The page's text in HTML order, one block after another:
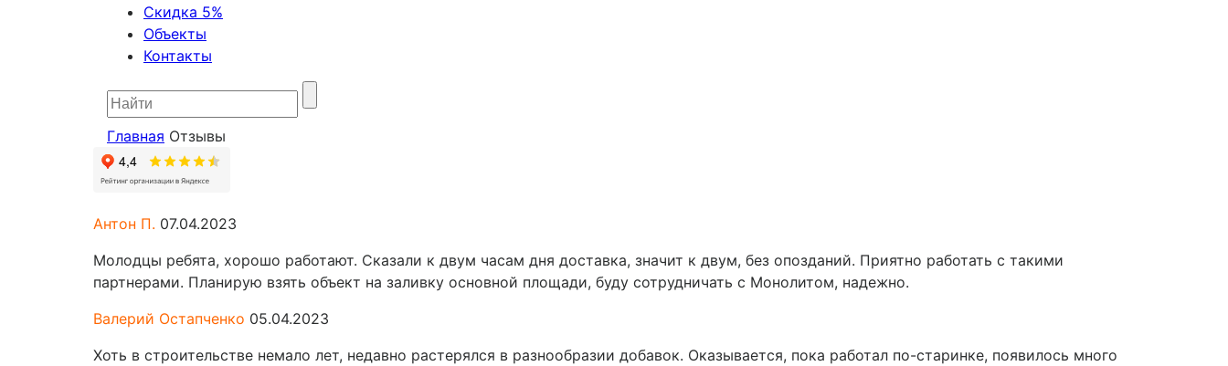
Скидка 5%
Объекты
Контакты
Главная Отзывы
Антон П. 07.04.2023
Молодцы ребята, хорошо работают. Сказали к двум часам дня доставка, значит к двум, без опозданий. Приятно работать с такими
партнерами. Планирую взять объект на заливку основной площади, буду сотрудничать с Монолитом, надежно.
Валерий Остапченко 05.04.2023
Хоть в строительстве немало лет, недавно растерялся в разнообразии добавок. Оказывается, пока работал по-старинке, появилось много